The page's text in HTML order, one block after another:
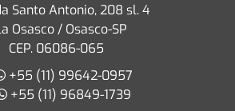
Santo Antonio, 208 sl. 4
Osasco / Osasco-SP
CEP. 06086-065
+55 (11) 99642-0957
+55 (11) 96849-1739